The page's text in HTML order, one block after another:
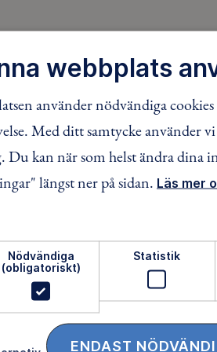
arbetar för att så
möjligt ska upptäcka den
och de hälsoeffekter som
Som medlem bidrar du
arbete med att skydda
När
får
25%
webbplats
använder nödvändiga
Med ditt samtycke använder
Du kan när som helst ändra dina
längst ner på sidan. Läs mer
Nödvändiga
(obligatoriskt)
Statistik
ENDAST